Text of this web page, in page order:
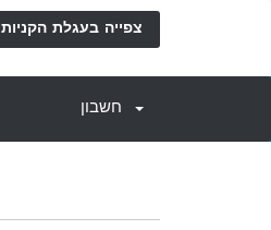
צפייה בעגלת הקניות